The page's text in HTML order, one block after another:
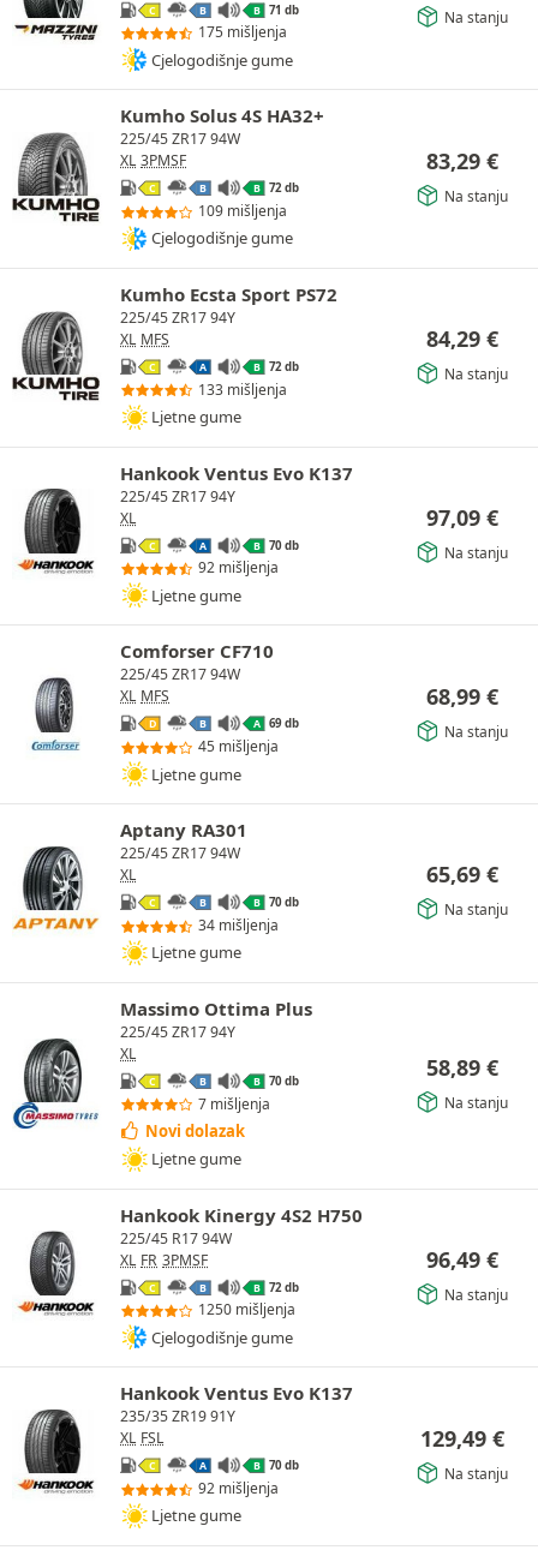
C B B 71 db
175 mišljenja
Cjelogodišnje gume
Na stanju
Kumho Solus 4S HA32+
225/45 ZR17 94W
XL 3PMSF
C B B 72 db
109 mišljenja
Cjelogodišnje gume
83,29 €
Na stanju
Kumho Ecsta Sport PS72
225/45 ZR17 94Y
XL MFS
C A B 72 db
133 mišljenja
Ljetne gume
84,29 €
Na stanju
Hankook Ventus Evo K137
225/45 ZR17 94Y
XL
C A B 70 db
92 mišljenja
Ljetne gume
97,09 €
Na stanju
Comforser CF710
225/45 ZR17 94W
XL MFS
D B A 69 db
45 mišljenja
Ljetne gume
68,99 €
Na stanju
Aptany RA301
225/45 ZR17 94W
XL
C B B 70 db
34 mišljenja
Ljetne gume
65,69 €
Na stanju
Massimo Ottima Plus
225/45 ZR17 94Y
XL
C B B 70 db
7 mišljenja
Novi dolazak
Ljetne gume
58,89 €
Na stanju
Hankook Kinergy 4S2 H750
225/45 R17 94W
XL FR 3PMSF
C B B 72 db
1250 mišljenja
Cjelogodišnje gume
96,49 €
Na stanju
Hankook Ventus Evo K137
235/35 ZR19 91Y
XL FSL
C A B 70 db
92 mišljenja
Ljetne gume
129,49 €
Na stanju